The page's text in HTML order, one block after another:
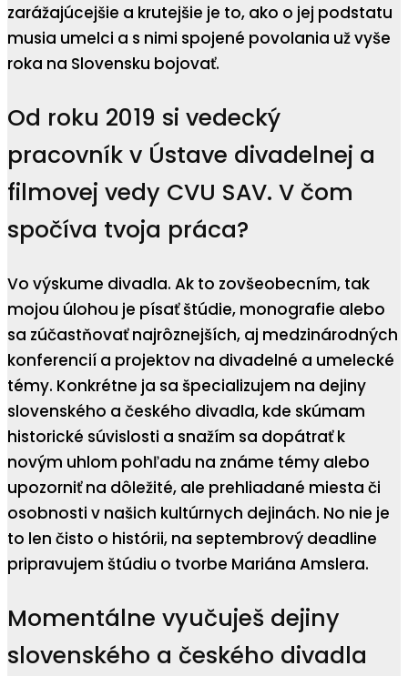
zarážajúcejšie a krutejšie je to, ako o jej podstatu
musia umelci a s nimi spojené povolania už vyše
roka na Slovensku bojovať.
Od roku 2019 si vedecký
pracovník v Ústave divadelnej a
filmovej vedy CVU SAV. V čom
spočíva tvoja práca?
Vo výskume divadla. Ak to zovšeobecním, tak
mojou úlohou je písať štúdie, monografie alebo
sa zúčastňovať najrôznejších, aj medzinárodných
konferencií a projektov na divadelné a umelecké
témy. Konkrétne ja sa špecializujem na dejiny
slovenského a českého divadla, kde skúmam
historické súvislosti a snažím sa dopátrať k
novým uhlom pohľadu na známe témy alebo
upozorniť na dôležité, ale prehliadané miesta či
osobnosti v našich kultúrnych dejinách. No nie je
to len čisto o histórii, na septembrový deadline
pripravujem štúdiu o tvorbe Mariána Amslera.
Momentálne vyučuješ dejiny
slovenského a českého divadla